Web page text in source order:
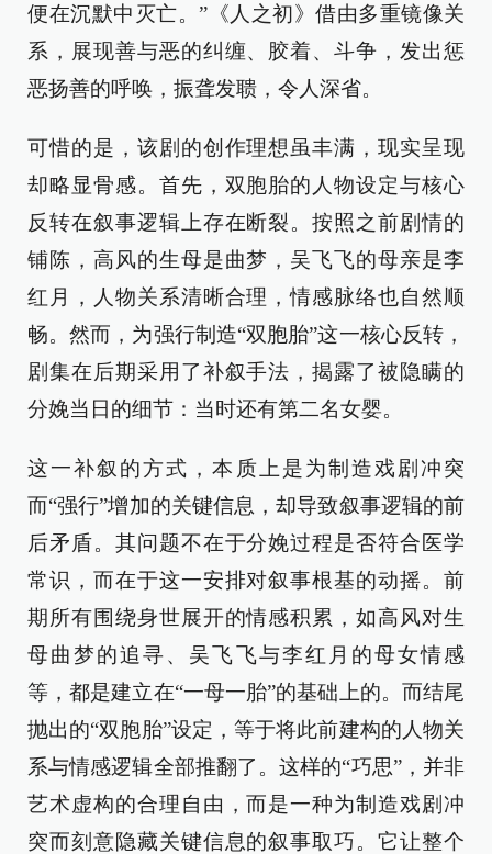
便在沉默中灭亡。”《人之初》借由多重镜像关
系，展现善与恶的纠缠、胶着、斗争，发出惩
恶扬善的呼唤，振聋发聩，令人深省。
可惜的是，该剧的创作理想虽丰满，现实呈现
却略显骨感。首先，双胞胎的人物设定与核心
反转在叙事逻辑上存在断裂。按照之前剧情的
铺陈，高风的生母是曲梦，吴飞飞的母亲是李
红月，人物关系清晰合理，情感脉络也自然顺
畅。然而，为强行制造“双胞胎”这一核心反转，
剧集在后期采用了补叙手法，揭露了被隐瞒的
分娩当日的细节：当时还有第二名女婴。
这一补叙的方式，本质上是为制造戏剧冲突
而“强行”增加的关键信息，却导致叙事逻辑的前
后矛盾。其问题不在于分娩过程是否符合医学
常识，而在于这一安排对叙事根基的动摇。前
期所有围绕身世展开的情感积累，如高风对生
母曲梦的追寻、吴飞飞与李红月的母女情感
等，都是建立在“一母一胎”的基础上的。而结尾
抛出的“双胞胎”设定，等于将此前建构的人物关
系与情感逻辑全部推翻了。这样的“巧思”，并非
艺术虚构的合理自由，而是一种为制造戏剧冲
突而刻意隐藏关键信息的叙事取巧。它让整个